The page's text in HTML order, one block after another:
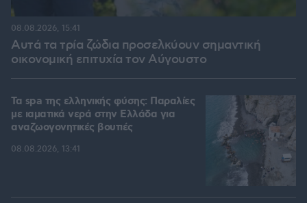
Αυτά τα τρία ζώδια προσελκύουν σημαντική
οικονομική επιτυχία τον Αύγουστο
08.08.2026, 15:41
Τα spa της ελληνικής φύσης: Παραλίες
με ιαματικά νερά στην Ελλάδα για
αναζωογονητικές βουτιές
08.08.2026, 13:41